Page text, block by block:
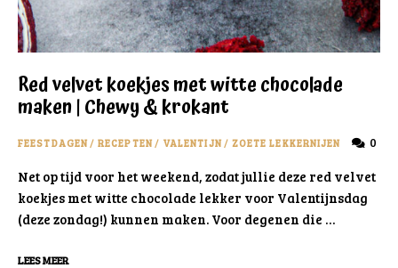
Red velvet koekjes met witte chocolade
maken | Chewy & krokant
FEESTDAGEN / RECEPTEN/ VALENTIJN/ ZOETE LEKKERNIJEN 0
Net op tijd voor het weekend, zodat jullie deze red velvet
koekjes met witte chocolade lekker voor Valentijnsdag
(deze zondag!) kunnen maken. Voor degenen die …
LEES MEER